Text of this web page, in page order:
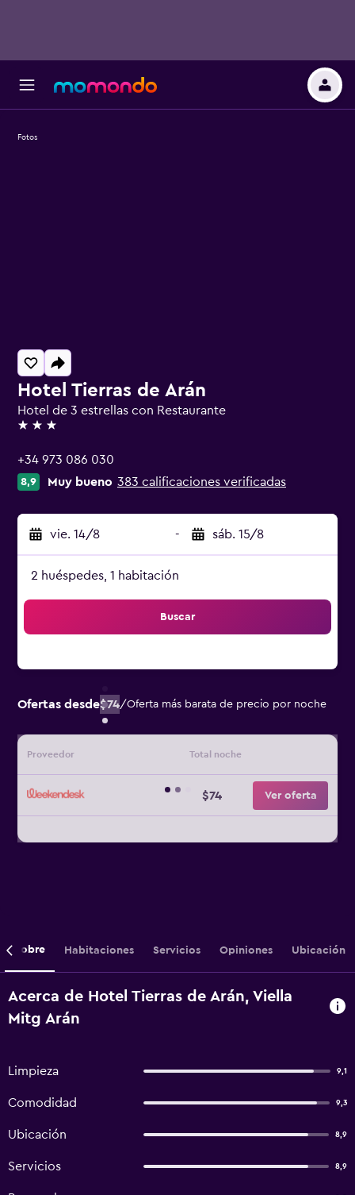
Hotel Tierras de Arán
Hotel de 3 estrellas con Restaurante
3 estrellas
+34 973 086 030
8,9 Muy bueno 383 calificaciones verificadas
vie. 14/8 - sáb. 15/8
2 huéspedes, 1 habitación
Buscar
Ofertas desde$74/Oferta más barata de precio por noche
Proveedor Total noche
$74 Ver oferta
Fotos
Sobre Habitaciones Servicios Opiniones Ubicación
Acerca de Hotel Tierras de Arán, Viella
Mitg Arán
Limpieza 9,1
Comodidad 9,3
Ubicación 8,9
Servicios 8,9